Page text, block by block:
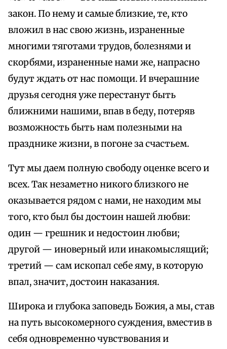
закон. По нему и самые близкие, те, кто
вложил в нас свою жизнь, израненные
многими тяготами трудов, болезнями и
скорбями, израненные нами же, напрасно
будут ждать от нас помощи. И вчерашние
друзья сегодня уже перестанут быть
ближними нашими, впав в беду, потеряв
возможность быть нам полезными на
празднике жизни, в погоне за счастьем.
Тут мы даем полную свободу оценке всего и
всех. Так незаметно никого близкого не
оказывается рядом с нами, не находим мы
того, кто был бы достоин нашей любви:
один — грешник и недостоин любви;
другой — иноверный или инакомыслящий;
третий — сам ископал себе яму, в которую
впал, значит, достоин наказания.
Широка и глубока заповедь Божия, а мы, став
на путь высокомерного суждения, вместив в
себя одновременно чувствования и